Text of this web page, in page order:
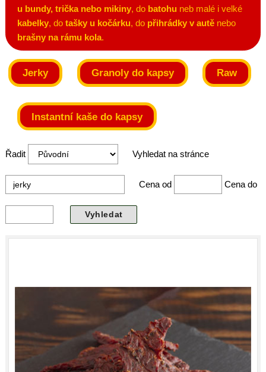
u bundy, trička nebo mikiny, do batohu neb malé i velké
kabelky, dotašky u kočárku, do přihrádky v autě nebo
brašny na rámu kola.
Jerky Granoly do kapsy Raw
Instantní kaše do kapsy
Řadit Vyhledat na stránce
Cena od Cena do